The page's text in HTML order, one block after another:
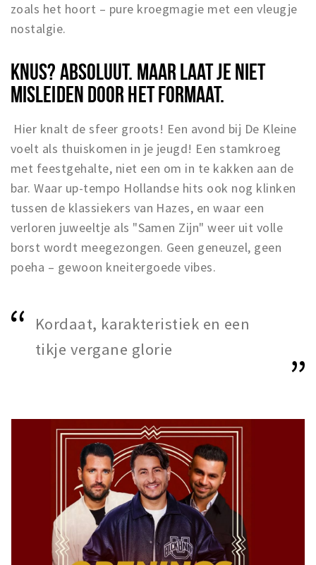
zoals het hoort – pure kroegmagie met een vleugje
nostalgie.
KNUS? ABSOLUUT. MAAR LAAT JE NIET
MISLEIDEN DOOR HET FORMAAT.
Hier knalt de sfeer groots! Een avond bij De Kleine
voelt als thuiskomen in je jeugd! Een stamkroeg
met feestgehalte, niet een om in te kakken aan de
bar. Waar up-tempo Hollandse hits ook nog klinken
tussen de klassiekers van Hazes, en waar een
verloren juweeltje als "Samen Zijn" weer uit volle
borst wordt meegezongen. Geen geneuzel, geen
poeha – gewoon kneitergoede vibes.
Kordaat, karakteristiek en een
tikje vergane glorie